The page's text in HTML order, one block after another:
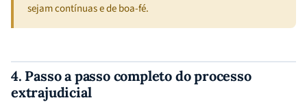
sejam contínuas e de boa-fé.
4. Passo a passo completo do processo
extrajudicial